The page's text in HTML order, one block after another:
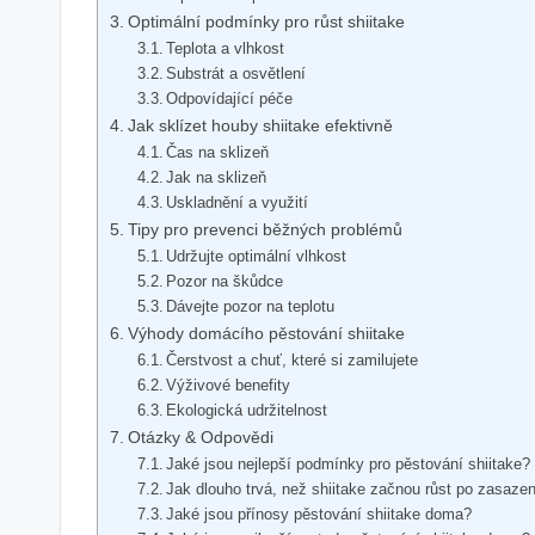
Optimální podmínky pro růst shiitake
Teplota a vlhkost
Substrát a osvětlení
Odpovídající péče
Jak sklízet houby shiitake efektivně
Čas na sklizeň
Jak na sklizeň
Uskladnění a využití
Tipy pro prevenci běžných problémů
Udržujte optimální vlhkost
Pozor na škůdce
Dávejte pozor na teplotu
Výhody domácího pěstování shiitake
Čerstvost a chuť, které si zamilujete
Výživové benefity
Ekologická udržitelnost
Otázky & Odpovědi
Jaké jsou nejlepší podmínky pro pěstování shiitake?
Jak dlouho trvá, než shiitake začnou růst po
Jaké jsou přínosy pěstování shiitake doma?